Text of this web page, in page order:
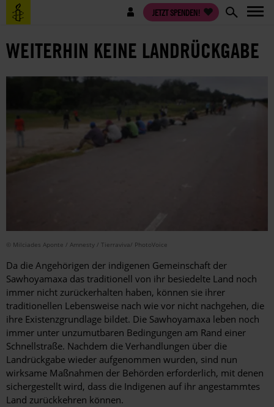
Direkt
zum
Benutzermenü JETZT SPENDEN!
WEITERHIN KEINE LANDRÜCKGABE
© Milciades Aponte / Amnesty / Tierraviva/ PhotoVoice
Da die Angehörigen der indigenen Gemeinschaft der
Sawhoyamaxa das traditionell von ihr besiedelte Land noch
immer nicht zurückerhalten haben, können sie ihrer
traditionellen Lebensweise nach wie vor nicht nachgehen, die
ihre Existenzgrundlage bildet. Die Sawhoyamaxa leben noch
immer unter unzumutbaren Bedingungen am Rand einer
Schnellstraße. Nachdem die Verhandlungen über die
Landrückgabe wieder aufgenommen wurden, sind nun
wirksame Maßnahmen der Behörden erforderlich, mit denen
sichergestellt wird, dass die Indigenen auf ihr angestammtes
Land zurückkehren können.